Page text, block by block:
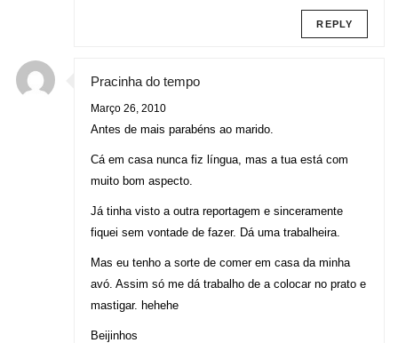
REPLY
Pracinha do tempo
Março 26, 2010
Antes de mais parabéns ao marido.
Cá em casa nunca fiz língua, mas a tua está com
muito bom aspecto.
Já tinha visto a outra reportagem e sinceramente
fiquei sem vontade de fazer. Dá uma trabalheira.
Mas eu tenho a sorte de comer em casa da minha
avó. Assim só me dá trabalho de a colocar no prato e
mastigar. hehehe
Beijinhos